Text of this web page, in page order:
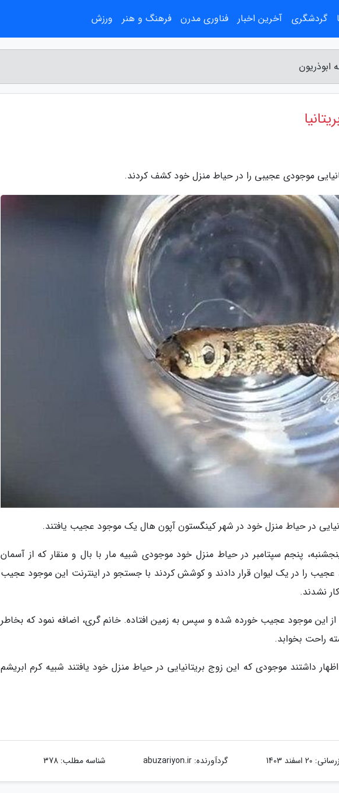
موجودی عجیبی را در حیاط منزل خود کشف کردند.
در حیاط منزل خود در شهر کینگستون آپون هال یک موجود عجیب یافتند.
پنجم سپتامبر در حیاط منزل خود موجودی شبیه مار با بال و منقار که از آسمان
عجیب را در یک لیوان قرار دادند و کوشش کردند با جستجو در اینترنت این موجود عجیب
نشدند.
از این موجود عجیب خورده شده و سپس به زمین افتاده. خانم گری، اضافه نمود که بخاطر
راحت بخوابد.
داشتند موجودی که این زوج بریتانیایی در حیاط منزل خود یافتند شبیه کرم ابریشم
20 اسفند 1403 گردآورنده:abuzariyon.ir شناسه مطلب: 378
گردشگری آخرین اخبار فناوری مدرن فرهنگ و هنر ورزش